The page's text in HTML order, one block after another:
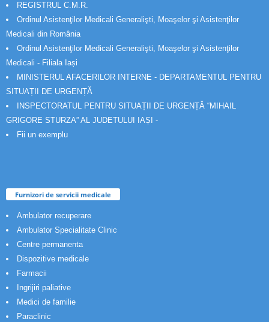
REGISTRUL C.M.R.
Ordinul Asistenţilor Medicali Generalişti, Moaşelor şi Asistenţilor
Medicali din România
Ordinul Asistenţilor Medicali Generalişti, Moaşelor şi Asistenţilor
Medicali - Filiala Iași
MINISTERUL AFACERILOR INTERNE - DEPARTAMENTUL PENTRU
SITUAȚII DE URGENȚĂ
INSPECTORATUL PENTRU SITUAȚII DE URGENȚĂ “MIHAIL
GRIGORE STURZA” AL JUDETULUI IAȘI -
Fii un exemplu
Furnizori de servicii medicale
Ambulator recuperare
Ambulator Specialitate Clinic
Centre permanenta
Dispozitive medicale
Farmacii
Ingrijiri paliative
Medici de familie
Paraclinic